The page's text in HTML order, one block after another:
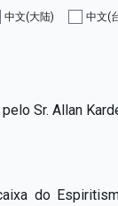
中文(大陆) 中文(
Sr. Allan
do